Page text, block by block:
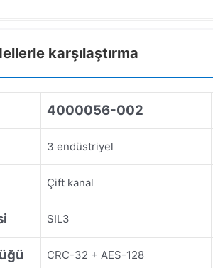
karşılaştırma
4000056-002
3 endüstriyel
Çift kanal
SIL3
CRC-32 + AES-128